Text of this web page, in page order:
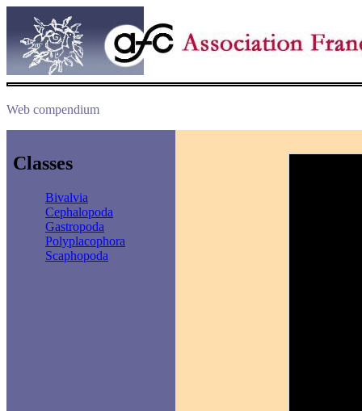
Web compendium
Classes
Bivalvia
Cephalopoda
Gastropoda
Polyplacophora
Scaphopoda